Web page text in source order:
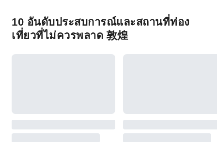
10 อันดับประสบการณ์และสถานที่ท่อง
เที่ยวที่ไม่ควรพลาด 敦煌